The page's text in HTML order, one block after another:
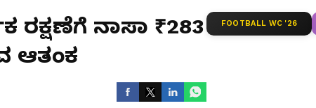
ನಾಸಾ ₹283
ಆತಂಕ
FOOTBALL WC '26